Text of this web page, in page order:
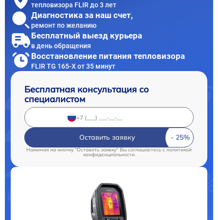
тепловизора FLIR до 3 лет
Диагностика за наш счет,
ремонт по желанию
Бесплатный выезд курьера
в день обращения
Восстановление питания тепловизора
FLIR TG 165-X от 35 минут
Бесплатная консультация со
специалистом
Оставить заявку
Нажимая на кнопку "Оставить заявку" Вы соглашаетесь c политикой
конфиденциальности